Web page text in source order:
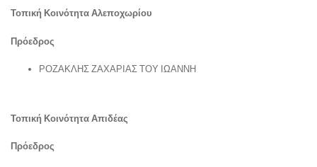
Τοπική Κοινότητα Αλεποχωρίου
Πρόεδρος
ΡΟΖΑΚΛΗΣ ΖΑΧΑΡΙΑΣ ΤΟΥ ΙΩΑΝΝΗ
Τοπική Κοινότητα Απιδέας
Πρόεδρος